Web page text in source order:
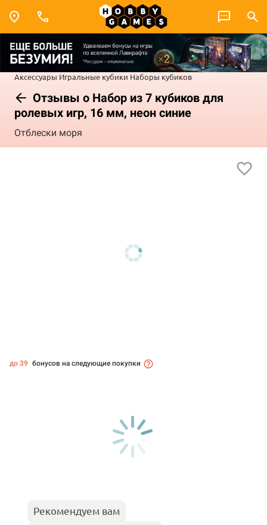
Аксессуары Игральные кубики Наборы кубиков
Отзывы о Набор из 7 кубиков для
ролевых игр, 16 мм, неон синие
Отблески моря
до 39 бонусов на следующие покупки
Рекомендуем вам